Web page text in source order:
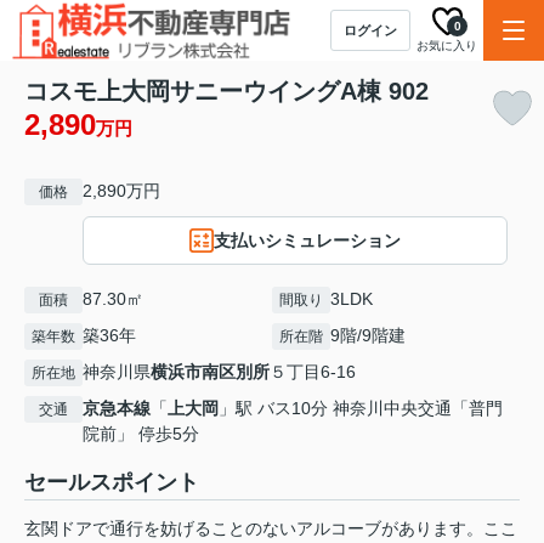
ログイン
お気に入り
0
コスモ上大岡サニーウイングA棟 902
2,890万円
価格 2,890万円
支払いシミュレーション
面積 87.30㎡ 間取り 3LDK
築年数 築36年 所在階 9階/9階建
所在地 神奈川県横浜市南区別所５丁目6-16
交通 京急本線 「 上大岡 」駅 バス10分 神奈川中央交通「普門
院前」 停歩5分
セールスポイント
玄関ドアで通行を妨げることのないアルコーブがあります。ここ